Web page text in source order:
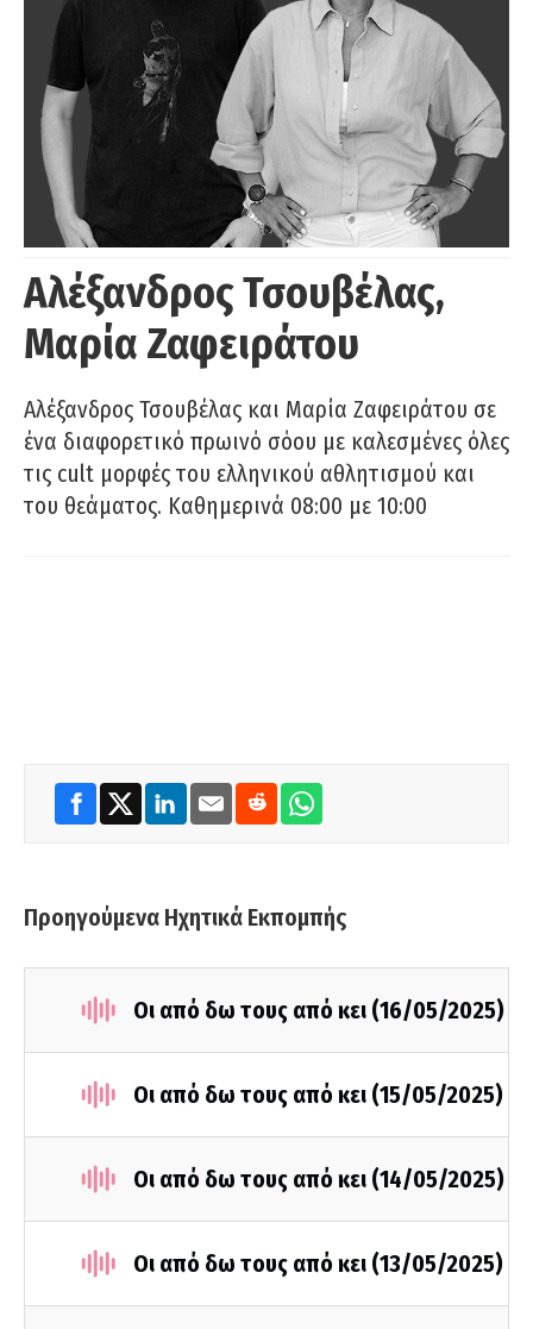
Αλέξανδρος Τσουβέλας,
Μαρία Ζαφειράτου
Αλέξανδρος Τσουβέλας και Μαρία Ζαφειράτου σε
ένα διαφορετικό πρωινό σόου με καλεσμένες όλες
τις cult μορφές του ελληνικού αθλητισμού και
του θεάματος. Καθημερινά 08:00 με 10:00
Προηγούμενα Ηχητικά Εκπομπής
Οι από δω τους από κει (16/05/2025)
Οι από δω τους από κει (15/05/2025)
Οι από δω τους από κει (14/05/2025)
Οι από δω τους από κει (13/05/2025)